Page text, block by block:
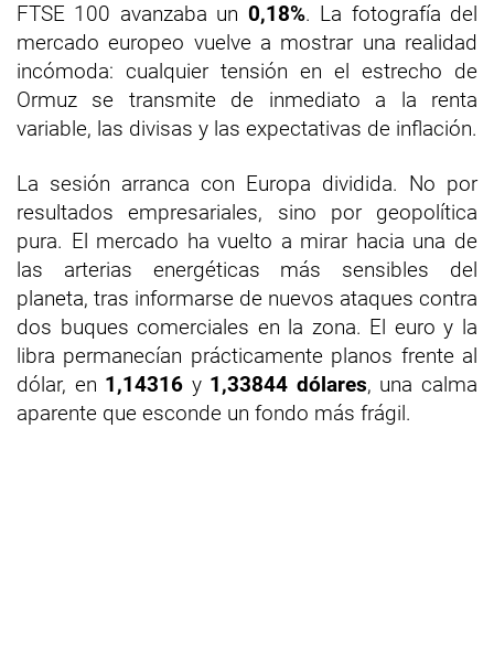
FTSE 100 avanzaba un 0,18%. La fotografía del
mercado europeo vuelve a mostrar una realidad
incómoda: cualquier tensión en el estrecho de
Ormuz se transmite de inmediato a la renta
variable, las divisas y las expectativas de inflación.
La sesión arranca con Europa dividida. No por
resultados empresariales, sino por geopolítica
pura. El mercado ha vuelto a mirar hacia una de
las arterias energéticas más sensibles del
planeta, tras informarse de nuevos ataques contra
dos buques comerciales en la zona. El euro y la
libra permanecían prácticamente planos frente al
dólar, en 1,14316 y 1,33844 dólares, una calma
aparente que esconde un fondo más frágil.